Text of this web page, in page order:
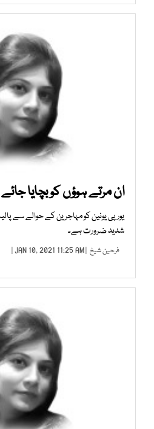
ان مرتے ہوؤں کو بچایا جائے
یورپی یونین کو مہاجرین کے حوالے سے
شدید ضرورت ہے۔
فرحین شیخ | JAN 10, 2021 11:25 AM |